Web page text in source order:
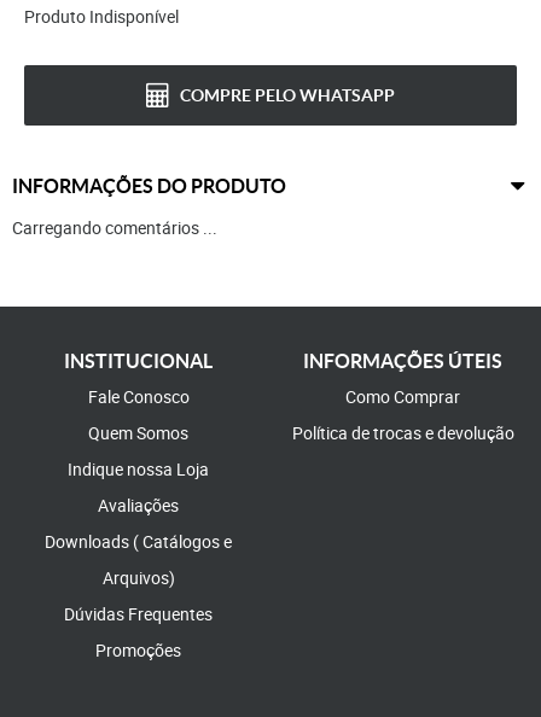
Produto Indisponível
COMPRE PELO WHATSAPP
INFORMAÇÕES DO PRODUTO
Carregando comentários ...
INSTITUCIONAL
Fale Conosco
Quem Somos
Indique nossa Loja
Avaliações
Downloads ( Catálogos e
Arquivos)
Dúvidas Frequentes
Promoções
INFORMAÇÕES ÚTEIS
Como Comprar
Política de trocas e devolução